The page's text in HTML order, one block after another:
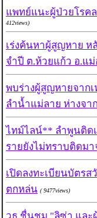
แพทย์แนะผู้ป่วยโรค
412views)
เร่งค้นหาผู้สูญหาย ห
จำปี ต.ห้วยแก้ว อ.แ
พบร่างผู้สูญหายจาก
ลำน้ำแม่ลาย ห่างจา
ไทม์ไลน์** ลำพูนติดเ
รายยังไม่ทราบติดม
เปิดลงทะเบียนบัตร
ตกหล่น ( 9477views)